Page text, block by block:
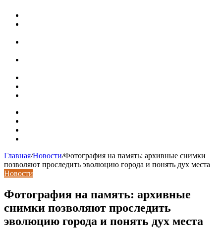
Главная/Новости/Фотография на память: архивные снимки
позволяют проследить эволюцию города и понять дух места
Новости
Фотография на память: архивные
снимки позволяют проследить
эволюцию города и понять дух места